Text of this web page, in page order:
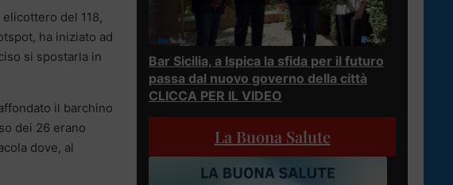
elicottero del 118,
ha iniziato ad
si spostarla in
il barchino
dei 26 erano
dove, al
Bar Sicilia, a Ispica la sfida per il futuro
passa dal nuovo governo della città
CLICCA PER IL VIDEO
La Buona Salute